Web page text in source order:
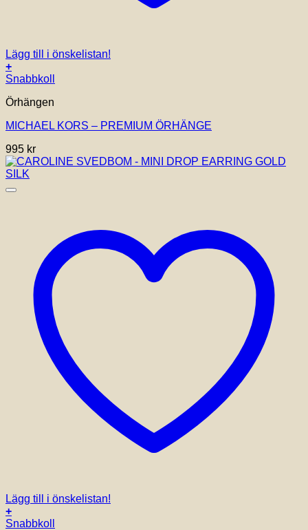
Lägg till i önskelistan!
+
Snabbkoll
Örhängen
MICHAEL KORS – PREMIUM ÖRHÄNGE
995 kr
Lägg till i önskelistan!
+
Snabbkoll